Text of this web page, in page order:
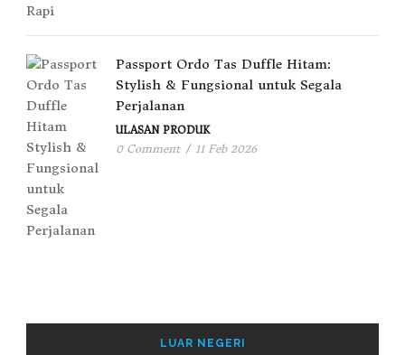
Passport Ordo Tas Duffle Hitam:
Stylish & Fungsional untuk Segala
Perjalanan
ULASAN PRODUK
0 Comment / 11 Feb 2026
LUAR NEGERI